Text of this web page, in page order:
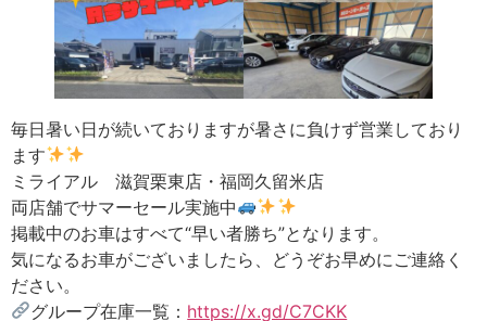
毎日暑い日が続いておりますが暑さに負けず営業しており
ます
ミライアル 滋賀栗東店・福岡久留米店
両店舗でサマーセール実施中
掲載中のお車はすべて“早い者勝ち”となります。
気になるお車がございましたら、どうぞお早めにご連絡く
ださい。
グループ在庫一覧： https://x.gd/C7CKK